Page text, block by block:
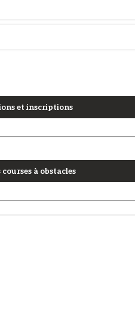
et inscriptions
à obstacles